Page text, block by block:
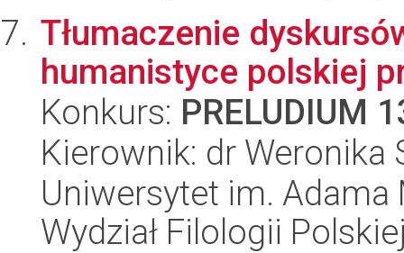
Tłumaczenie
humanistyce polskiej
Konkurs: PRELUDIUM
Kierownik: dr Weronika
Uniwersytet im.
Wydział Filologii